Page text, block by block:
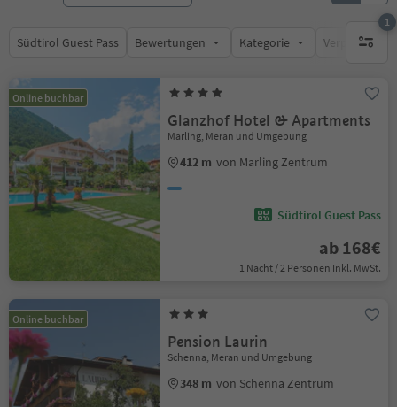
Südtirol Guest Pass Bewertungen Kategorie
1
1
Online buchbar
Glanzhof Hotel & Apartments
Marling, Meran und Umgebung
412 m von Marling Zentrum
Südtirol Guest Pass
ab 168€
1 Nacht / 2 Personen Inkl. MwSt.
Online buchbar
Pension Laurin
Schenna, Meran und Umgebung
348 m von Schenna Zentrum